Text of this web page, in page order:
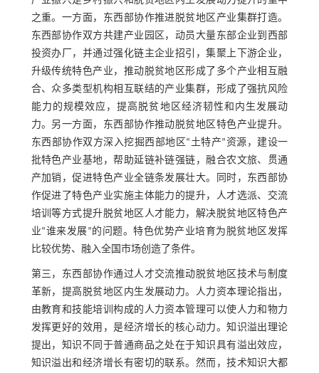
之重。一方面，东西部协作推进脱贫地区产业集群打造。
东西部协作双方共建产业园区，动员大量东部企业到西部
投资办厂，并通过强化链主企业招引，集聚上下游企业，
升级传统特色产业，推动脱贫地区形成了多个产业相互融
合、众多类型机构相互联结的产业集群，形成了强抗风险
能力的规模效应，提高脱贫地区经济韧性和内生发展动
力。另一方面，东西部协作推动脱贫地区特色产业提升。
东西部协作双方深入挖掘西部地区“土特产”资源，建设一
批特色产业基地，帮助延链补链强链，融合农文旅、贯通
产加销，促进特色产业全链条发展壮大。同时，东西部协
作促进了特色产业实施主体能力的提升，人才选派、交流
培训等方式提升脱贫地区人才能力，解决脱贫地区特色产
业“谁来发展”的问题。特色优势产业培育为脱贫地区发挥
比较优势、融入全国市场创造了条件。
第三，东西部协作通过人才交流推动脱贫地区技术与制度
革新，提高脱贫地区内生发展动力。人力资本理论指出，
由教育和技能培训构成的人力资本管理可以使人力和物力
发挥更好的效用，是经济增长的核心动力。知识溢出理论
提出，知识不同于普通商品之处在于知识具有溢出效应，
知识溢出和经济增长有密切的联系。然而，技术知识大都